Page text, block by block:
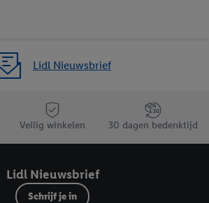
Lidl Nieuwsbrief
als Lidl webshop klant
Veilig winkelen 30 dagen bedenktijd
Lidl Nieuwsbrief
Schrijf je in